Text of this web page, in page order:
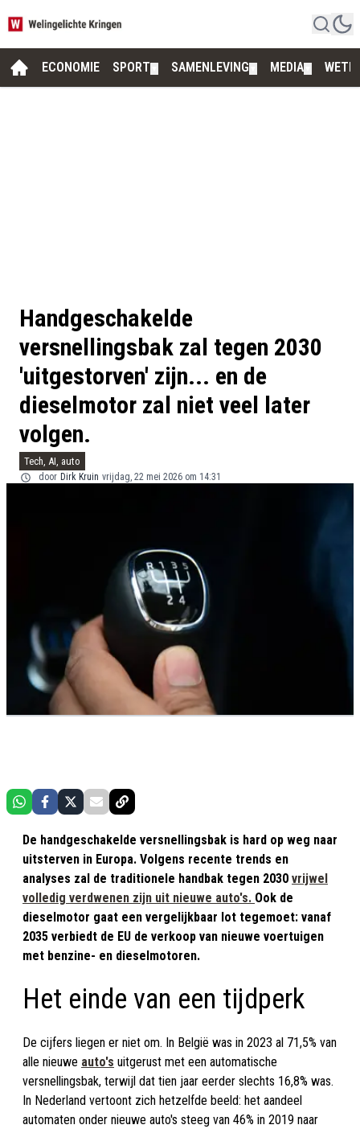
ECONOMIE SPORT SAMENLEVING MEDIA
Handgeschakelde
versnellingsbak zal tegen 2030
'uitgestorven' zijn... en de
dieselmotor zal niet veel later
volgen.
Tech, AI, auto
door Dirk Kruin vrijdag, 22 mei 2026 om 14:31
De handgeschakelde versnellingsbak is hard op weg naar
uitsterven in Europa. Volgens recente trends en
analyses zal de traditionele handbak tegen 2030 vrijwel
volledig verdwenen zijn uit nieuwe auto's. Ook de
dieselmotor gaat een vergelijkbaar lot tegemoet: vanaf
2035 verbiedt de EU de verkoop van nieuwe voertuigen
met benzine- en dieselmotoren.
Het einde van een tijdperk
De cijfers liegen er niet om. In België was in 2023 al 71,5% van
alle nieuwe auto's uitgerust met een automatische
versnellingsbak, terwijl dat tien jaar eerder slechts 16,8% was.
In Nederland vertoont zich hetzelfde beeld: het aandeel
automaten onder nieuwe auto's steeg van 46% in 2019 naar